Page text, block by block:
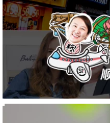
sét bạc hà
540,000
Hàn Quốc Authentic
Snp Snow Snow
Film Love God
Hyaluronic Acid
Hydrating Sửa chữa
da nhạy cảm năng
lượng mặt trời mặt
nạ ngủ vichy
511,000
Kem dưỡng mắt yến
snp Bird Korea Kem